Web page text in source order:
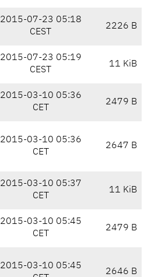
2015-07-23 05:18
CEST
2226 B
2015-07-23 05:19
CEST
11 KiB
2015-03-10 05:36
CET
2479 B
2015-03-10 05:36
CET
2647 B
2015-03-10 05:37
CET
11 KiB
2015-03-10 05:45
CET
2479 B
2015-03-10 05:45
2646 B